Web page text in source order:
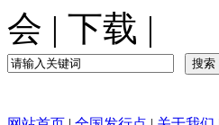
会 | 下载 |